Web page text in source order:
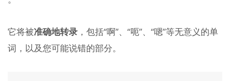
它将被准确地转录 ，包括“啊”、“呃”、“嗯”等无意义的单
词，以及您可能说错的部分。